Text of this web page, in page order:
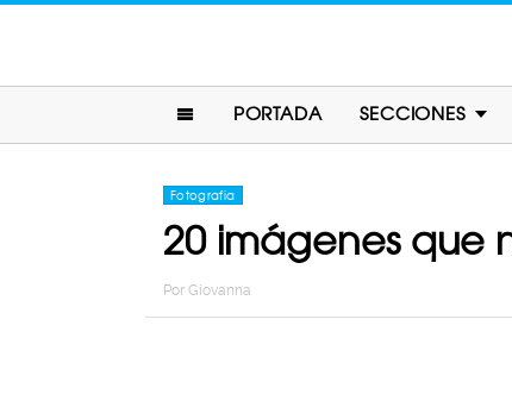
PORTADA SECCIONES
Fotografia
20 imágenes que
Por Giovanna